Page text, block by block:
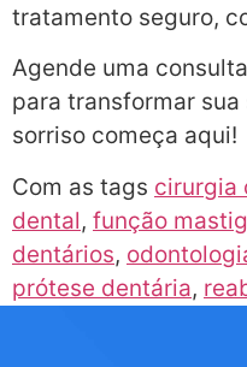
tratamento seguro,
Agende uma
para transformar
sorriso começa aqui!
Com as tags cirurgia
dental, função
dentários,
prótese dentária,